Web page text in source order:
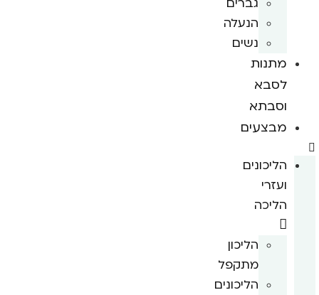
הנעלה
נשים
מתנות
לסבא
וסבתא
מבצעים
הליכונים
ועזרי
הליכה
הליכון
מתקפל
הליכונים